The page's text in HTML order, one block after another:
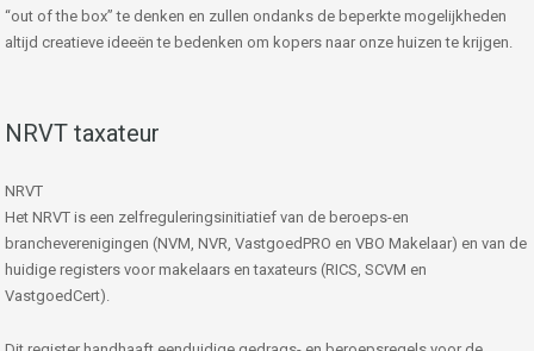
“out of the box” te denken en zullen ondanks de beperkte mogelijkheden
altijd creatieve ideeën te bedenken om kopers naar onze huizen te krijgen.
NRVT taxateur
NRVT
Het NRVT is een zelfreguleringsinitiatief van de beroeps-en
brancheverenigingen (NVM, NVR, VastgoedPRO en VBO Makelaar) en van de
huidige registers voor makelaars en taxateurs (RICS, SCVM en
VastgoedCert).